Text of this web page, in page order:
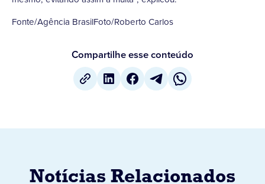
Fonte/Agência BrasilFoto/Roberto Carlos
Compartilhe esse conteúdo
Notícias Relacionados